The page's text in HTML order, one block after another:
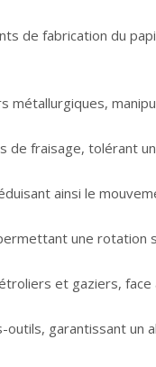
de fabrication du
de fraisage, tolérant
ainsi le
une rotation
et gaziers, face
garantissant un